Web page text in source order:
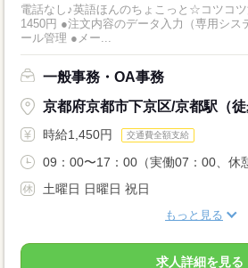
電話なし♪英語ほんのちょこっと☆コツコ
1450円 ●注文内容のデータ入力（専用システム使用！） ●スケジュ
ール管理 ●メー...
一般事務・OA事務
京都府京都市下京区/京都駅（徒
時給1,450円 交通費全額支給
09：00〜17：00（実働07：00、休
土曜日 日曜日 祝日
もっと見る
求人詳細を見る